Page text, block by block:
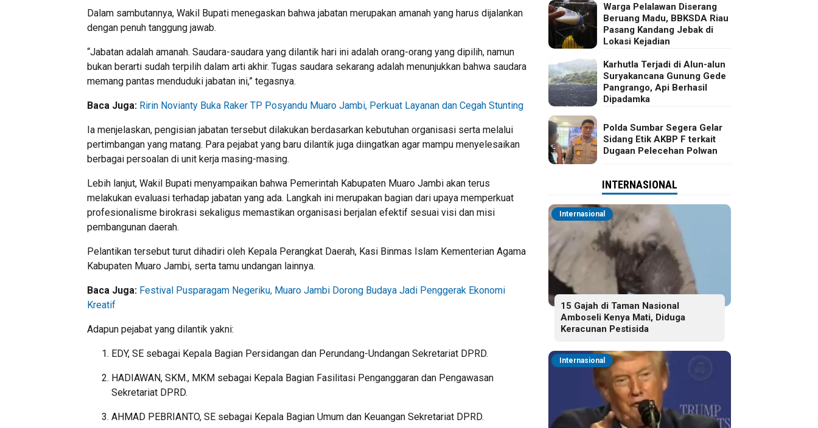
Dalam sambutannya, Wakil Bupati menegaskan bahwa jabatan merupakan amanah yang harus dijalankan
dengan penuh tanggung jawab.
“Jabatan adalah amanah. Saudara-saudara yang dilantik hari ini adalah orang-orang yang dipilih, namun
bukan berarti sudah terpilih dalam arti akhir. Tugas saudara sekarang adalah menunjukkan bahwa saudara
memang pantas menduduki jabatan ini,” tegasnya.
Baca Juga: Ririn Novianty Buka Raker TP Posyandu Muaro Jambi, Perkuat Layanan dan Cegah Stunting
Ia menjelaskan, pengisian jabatan tersebut dilakukan berdasarkan kebutuhan organisasi serta melalui
pertimbangan yang matang. Para pejabat yang baru dilantik juga diingatkan agar mampu menyelesaikan
berbagai persoalan di unit kerja masing-masing.
Lebih lanjut, Wakil Bupati menyampaikan bahwa Pemerintah Kabupaten Muaro Jambi akan terus
melakukan evaluasi terhadap jabatan yang ada. Langkah ini merupakan bagian dari upaya memperkuat
profesionalisme birokrasi sekaligus memastikan organisasi berjalan efektif sesuai visi dan misi
pembangunan daerah.
Pelantikan tersebut turut dihadiri oleh Kepala Perangkat Daerah, Kasi Binmas Islam Kementerian Agama
Kabupaten Muaro Jambi, serta tamu undangan lainnya.
Baca Juga: Festival Pusparagam Negeriku, Muaro Jambi Dorong Budaya Jadi Penggerak Ekonomi
Kreatif
Adapun pejabat yang dilantik yakni:
EDY, SE sebagai Kepala Bagian Persidangan dan Perundang-Undangan Sekretariat DPRD.
HADIAWAN, SKM., MKM sebagai Kepala Bagian Fasilitasi Penganggaran dan Pengawasan
Sekretariat DPRD.
AHMAD PEBRIANTO, SE sebagai Kepala Bagian Umum dan Keuangan Sekretariat DPRD.
Warga Pelalawan Diserang
Beruang Madu, BBKSDA Riau
Pasang Kandang Jebak di
Lokasi Kejadian
Karhutla Terjadi di Alun-alun
Suryakancana Gunung Gede
Pangrango, Api Berhasil
Dipadamka
Polda Sumbar Segera Gelar
Sidang Etik AKBP F terkait
Dugaan Pelecehan Polwan
INTERNASIONAL
Internasional
15 Gajah di Taman Nasional
Amboseli Kenya Mati, Diduga
Keracunan Pestisida
Internasional